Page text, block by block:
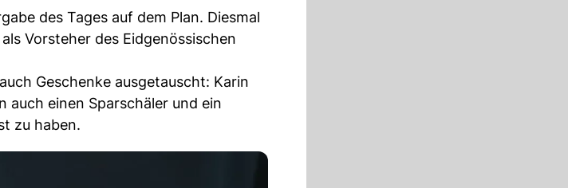
des Tages auf dem Plan. Diesmal
Vorsteher des Eidgenössischen
Geschenke ausgetauscht: Karin
auch einen Sparschäler und ein
zu haben.